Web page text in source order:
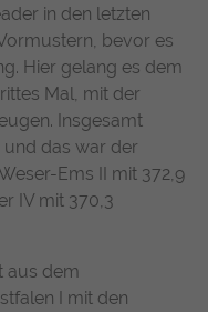
in den letzten
bevor es
Hier gelang es dem
Mal, mit der
Insgesamt
und das war der
Ems II mit 372,9
IV mit 370,3
aus dem
I mit den